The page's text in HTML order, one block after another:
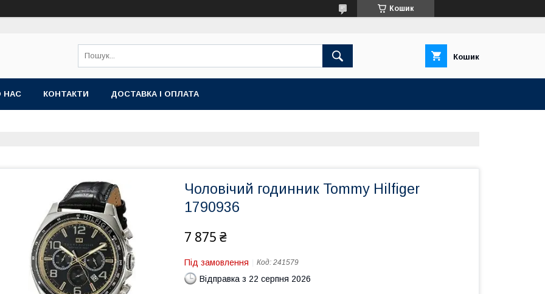
Кошик
Кошик
НАС КОНТАКТИ ДОСТАВКА І ОПЛАТА
Чоловічий годинник Tommy Hilfiger
1790936
7 875 ₴
Під замовлення Код: 241579
Відправка з 22 серпня 2026